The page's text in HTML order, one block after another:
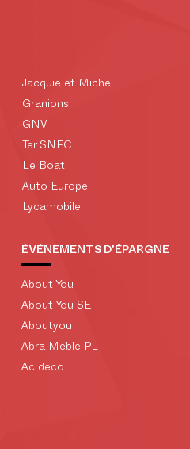
Jacquie et Michel
Granions
GNV
Ter SNFC
Le Boat
Auto Europe
Lycamobile
ÉVÉNEMENTS D'ÉPARGNE
About You
About You SE
Aboutyou
Abra Meble PL
Ac deco